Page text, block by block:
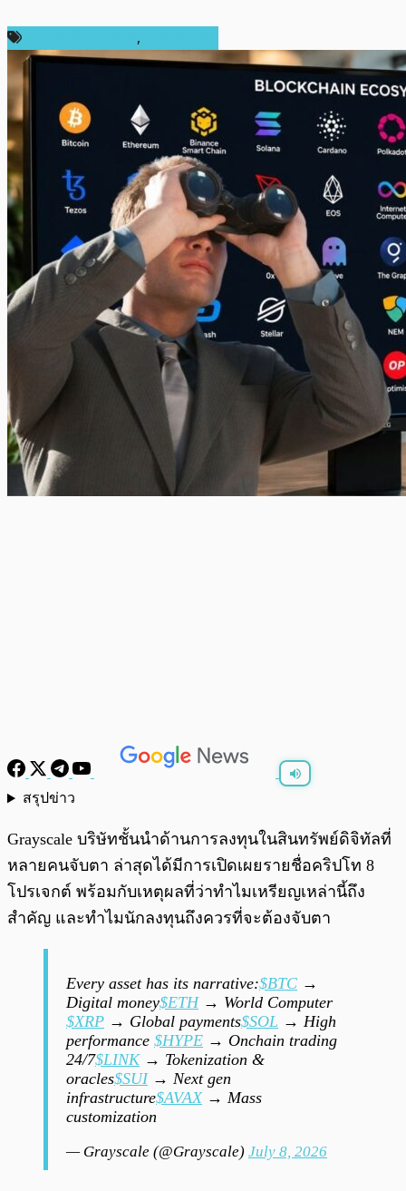
,
สรุปข่าว
Grayscale บริษัทชั้นนำด้านการลงทุนในสินทรัพย์ดิจิทัลที่
หลายคนจับตา ล่าสุดได้มีการเปิดเผยรายชื่อคริปโท 8
โปรเจกต์ พร้อมกับเหตุผลที่ว่าทำไมเหรียญเหล่านี้ถึง
สำคัญ และทำไมนักลงทุนถึงควรที่จะต้องจับตา
Every asset has its narrative:$BTC →
Digital money$ETH→ World Computer
$XRP → Global payments$SOL → High
performance $HYPE → Onchain trading
24/7$LINK→ Tokenization &
oracles$SUI→ Next gen
infrastructure$AVAX→ Mass
customization
— Grayscale (@Grayscale) July 8, 2026